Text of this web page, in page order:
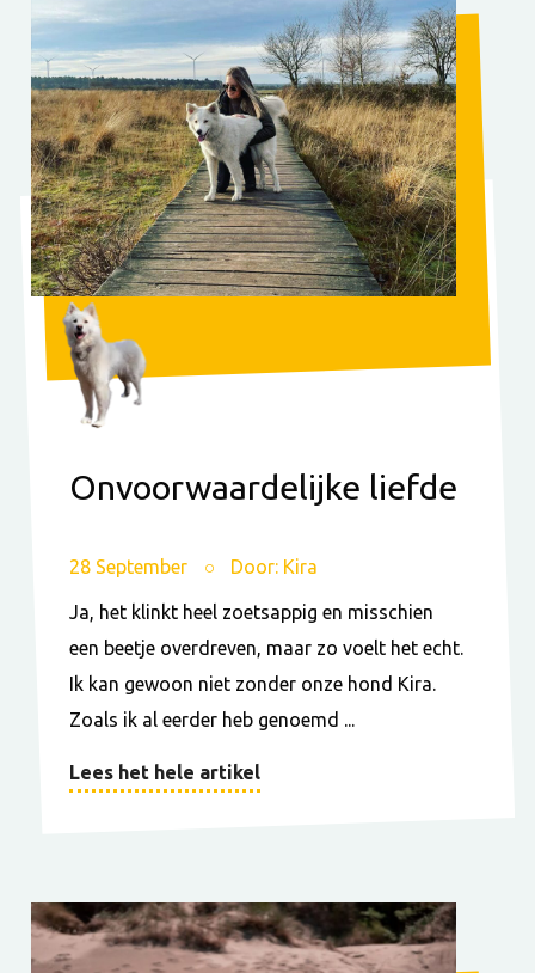
Onvoorwaardelijke liefde
28 September Door: Kira
Ja, het klinkt heel zoetsappig en misschien
een beetje overdreven, maar zo voelt het echt.
Ik kan gewoon niet zonder onze hond Kira.
Zoals ik al eerder heb genoemd ...
Lees het hele artikel